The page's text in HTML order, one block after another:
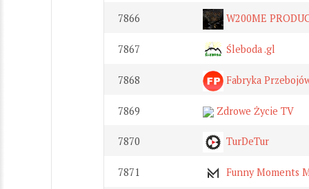
7866 W200ME
7867 Śleboda .gl
7868 Fabryka
7869 Zdrowe Życie TV
7870 TurDeTur
7871 Funny Moments